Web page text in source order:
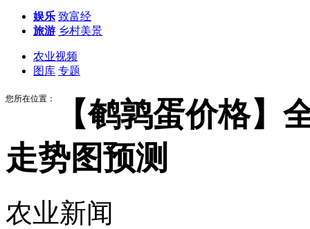
娱乐 致富经
旅游 乡村美景
农业视频
图库 专题
您所在位置：
【鹌鹑蛋价格】
走势图预测
农业新闻